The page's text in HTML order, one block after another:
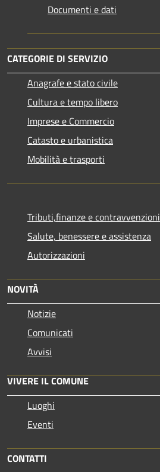
Documenti e dati
CATEGORIE DI SERVIZIO
Anagrafe e stato civile
Cultura e tempo libero
Imprese e Commercio
Catasto e urbanistica
Mobilità e trasporti
Tributi,finanze e contravvenzioni
Salute, benessere e assistenza
Autorizzazioni
NOVITÀ
Notizie
Comunicati
Avvisi
VIVERE IL COMUNE
Luoghi
Eventi
CONTATTI